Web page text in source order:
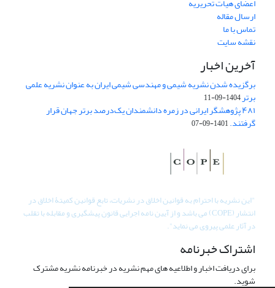
ارسال مقاله
تماس با ما
نقشه سایت
آخرین اخبار
برگزیده شدن نشریه شیمی و مهندسی شیمی ایران به عنوان نشریه علمی
برتر1404-09-11
۴۸۱ پژوهشگر ایرانی در زمره دانشمندان یک‌درصد برتر جهان قرار
گرفتند.1401-09-07
"این نشریه با احترام به قوانین اخلاق در نشریات، تابع قوانین کمیتۀ اخلاق در
انتشار (COPE) می باشد و از آیین نامه اجرایی قانون پیشگیری و مقابله با تقلب
در آثار علمی پیروی می نماید".
اشتراک خبرنامه
برای دریافت اخبار و اطلاعیه های مهم نشریه در خبرنامه نشریه مشترک
شوید.